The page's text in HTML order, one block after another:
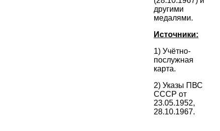
другими
медалями.
Источники:
1) Учётно-
послужная
карта.
2) Указы ПВС
СССР от
23.05.1952,
28.10.1967.